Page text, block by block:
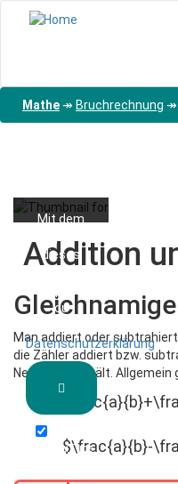
Direkt
Mathe↠ Bruchrechnung ↠
Mit dem
dieses
du
Datenschutzerklärung.
von YouTube
Addition
Man addiert oder
die Zähler addiert bzw.
Nenner beibehält. Allgemein
$\frac{a}{b}-